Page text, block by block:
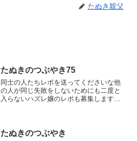
たぬき親父
たぬきのつぶやき75
同士の人たちレポを送ってくださいな他
の人が同じ失敗をしないためにも二度と
入らないハズレ嬢のレポも募集しますお
たぬきのつぶやき